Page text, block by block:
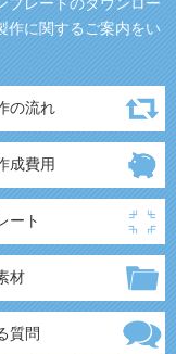
作に関するご案内をい
の流れ
成費用
ート
材
質問